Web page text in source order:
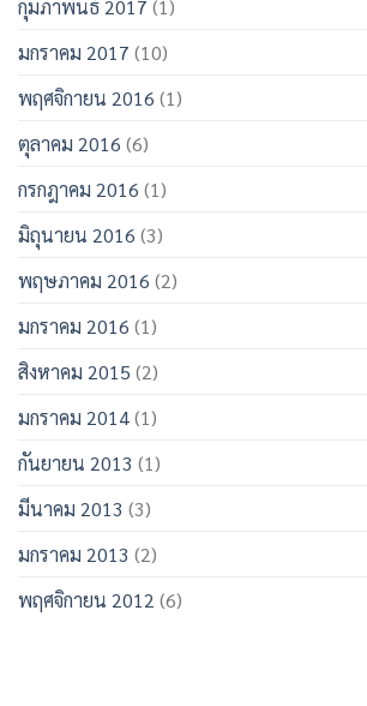
กุมภาพันธ์ 2017 (1)
มกราคม 2017 (10)
พฤศจิกายน 2016 (1)
ตุลาคม 2016 (6)
กรกฎาคม 2016 (1)
มิถุนายน 2016 (3)
พฤษภาคม 2016 (2)
มกราคม 2016 (1)
สิงหาคม 2015 (2)
มกราคม 2014(1)
กันยายน 2013 (1)
มีนาคม 2013 (3)
มกราคม 2013 (2)
พฤศจิกายน 2012 (6)